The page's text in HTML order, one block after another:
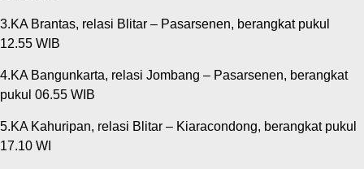
3.KA Brantas, relasi Blitar – Pasarsenen, berangkat pukul
12.55 WIB
4.KA Bangunkarta, relasi Jombang – Pasarsenen, berangkat
pukul 06.55 WIB
5.KA Kahuripan, relasi Blitar – Kiaracondong, berangkat pukul
17.10 WI